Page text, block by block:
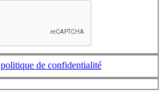
politique de confidentialité